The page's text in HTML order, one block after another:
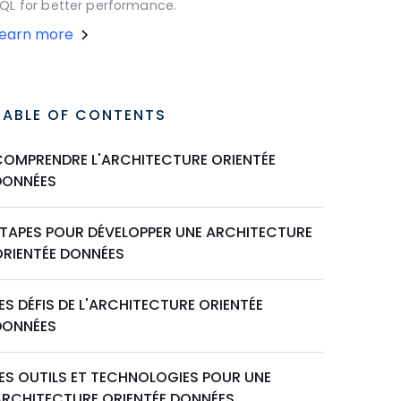
for better performance.
more
OF CONTENTS
L'ARCHITECTURE ORIENTÉE
POUR DÉVELOPPER UNE ARCHITECTURE
DONNÉES
DÉFIS DE L'ARCHITECTURE ORIENTÉE
OUTILS ET TECHNOLOGIES POUR UNE